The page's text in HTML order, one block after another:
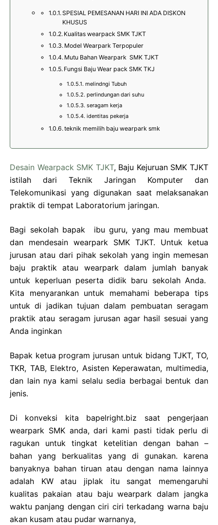
SPESIAL PEMESANAN HARI INI ADA DISKON
KHUSUS
Kualitas wearpack SMK TJKT
Model Wearpark Terpopuler
Mutu Bahan Wearpark SMK TJKT
Fungsi Baju Wear pack SMK TKJ
melindngi Tubuh
perlindungan dari suhu
seragam kerja
identitas pekerja
teknik memilih baju wearpark smk
Desain Wearpack SMK TJKT, Baju Kejuruan SMK TJKT
istilah dari Teknik Jaringan Komputer dan
Telekomunikasi yang digunakan saat melaksanakan
praktik di tempat Laboratorium jaringan.
Bagi sekolah bapak ibu guru, yang mau membuat
dan mendesain wearpark SMK TJKT. Untuk ketua
jurusan atau dari pihak sekolah yang ingin memesan
baju praktik atau wearpark dalam jumlah banyak
untuk keperluan peserta didik baru sekolah Anda.
Kita menyarankan untuk memahami beberapa tips
untuk di jadikan tujuan dalam pembuatan seragam
praktik atau seragam jurusan agar hasil sesuai yang
Anda inginkan
Bapak ketua program jurusan untuk bidang TJKT, TO,
TKR, TAB, Elektro, Asisten Keperawatan, multimedia,
dan lain nya kami selalu sedia berbagai bentuk dan
jenis.
Di konveksi kita bapelright.biz saat pengerjaan
wearpark SMK anda, dari kami pasti tidak perlu di
ragukan untuk tingkat ketelitian dengan bahan –
bahan yang berkualitas yang di gunakan. karena
banyaknya bahan tiruan atau dengan nama lainnya
adalah KW atau jiplak itu sangat memengaruhi
kualitas pakaian atau baju wearpark dalam jangka
waktu panjang dengan ciri ciri terkadang warna baju
akan kusam atau pudar warnanya,